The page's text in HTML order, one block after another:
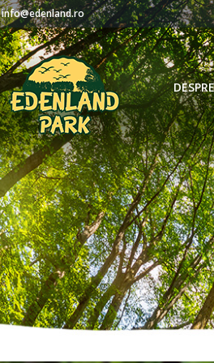
info@edenland.ro